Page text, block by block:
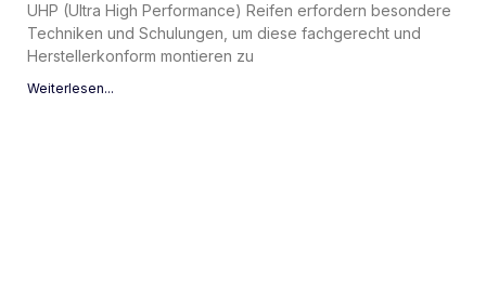
UHP (Ultra High Performance) Reifen erfordern besondere
Techniken und Schulungen, um diese fachgerecht und
Herstellerkonform montieren zu
Weiterlesen...